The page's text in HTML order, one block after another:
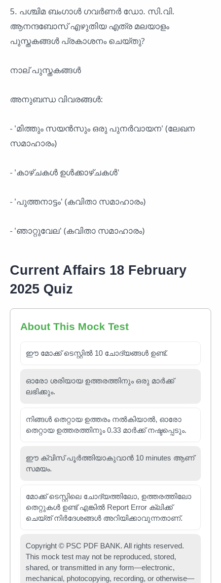
5. പശ്ചിമ ബംഗാൾ ഗവർണർ ഡോ. സി.വി.
ആനന്ദബോസ് എഴുതിയ എത്ര മലയാളം
പുസ്തകങ്ങൾ പ്രകാശനം ചെയ്തു?
നാല് പുസ്തകങ്ങൾ
അനുബന്ധ വിവരങ്ങൾ:
- 'മിത്തും സയൻസും ഒരു പുനർവായന' (ലേഖന
സമാഹാരം)
- 'കാഴ്ചകൾ ഉൾക്കാഴ്ചകൾ'
- 'പുത്തനാട്ടം' (കവിതാ സമാഹാരം)
- 'ഞാറ്റുവേല' (കവിതാ സമാഹാരം)
Current Affairs 18 February
2025 Quiz
About This Mock Test
ഈ മോക്ക് ടെസ്റ്റിൽ 10 ചോദ്യങ്ങൾ ഉണ്ട്.
ഓരോ ശരിയായ ഉത്തരത്തിനും ഒരു മാർക്ക്
ലഭിക്കും.
നിങ്ങൾ തെറ്റായ ഉത്തരം നൽകിയാൽ, ഓരോ
തെറ്റായ ഉത്തരത്തിനും 0.33 മാർക്ക് നഷ്ടപ്പെടും.
ഈ ക്വിസ് പൂർത്തിയാകുവാൻ 10 minutes ആണ്
സമയം.
മോക്ക് ടെസ്റ്റിലെ ചോദ്യത്തിലോ, ഉത്തരത്തിലോ
തെറ്റുകൾ ഉണ്ട് എങ്കിൽ Report Error ക്ലിക്ക്
ചെയ്ത് നിർദേശങ്ങൾ അറിയിക്കാവുന്നതാണ്.
Copyright © PSC PDF BANK. All rights reserved.
This mock test may not be reproduced, stored,
shared, or transmitted in any form—electronic,
mechanical, photocopying, recording, or otherwise—